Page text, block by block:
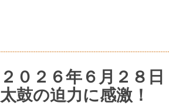
２０２６年６月２８日
太鼓の迫力に感激！